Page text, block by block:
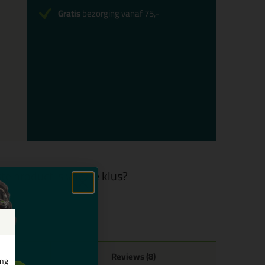
Gratisbezorging vanaf 75,-
product is voor je klus?
Reviews (8)